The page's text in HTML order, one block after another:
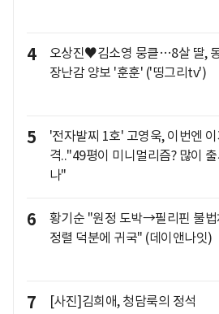
4
오상진♥김소영 뭉클…8살 딸,
장난감 양보 '훈훈' ('띵그리tv')
5
'전자발찌 1호' 고영욱, 이번엔
격.."49평이 미니멀리즘? 많이
나"
6
황기순 "원정 도박→필리핀 불
정렬 덕분에 귀국" (데이앤나잇)
7 [사진]김희애, 청담룩의 정석